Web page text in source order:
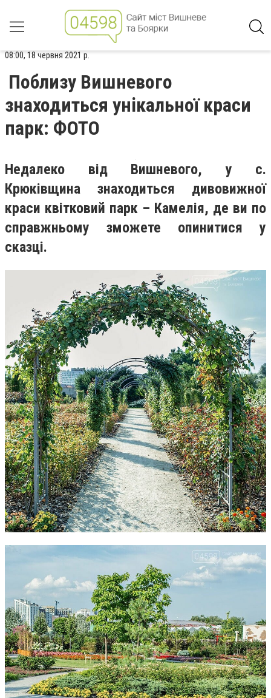
08:00, 18 червня 2021 р.
Поблизу Вишневого
знаходиться унікальної краси
парк: ФОТО
Недалеко від Вишневого, у с.
Крюківщина знаходиться дивовижної
краси квітковий парк – Камелія, де ви по
справжньому зможете опинитися у
сказці.